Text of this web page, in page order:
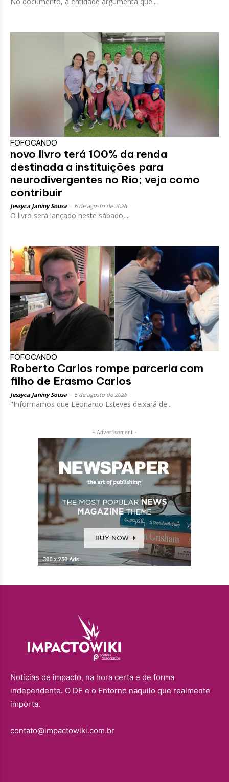
FOFOCANDO
novo livro terá 100% da renda
destinada a instituições para
neurodivergentes no Rio; veja como
contribuir
Jessyca Janiny Sousa 6 de agosto de 2026
O livro será lançado neste sábado,...
FOFOCANDO
Roberto Carlos rompe parceria com
filho de Erasmo Carlos
Jessyca Janiny Sousa 6 de agosto de 2026
"Informamos que Leonardo Esteves deixará de...
- Advertisement -
Notícias de impacto, na hora certa e de forma
independente. O DF e o Entorno naquilo que realmente
importa.
contato@impactowiki.com.br